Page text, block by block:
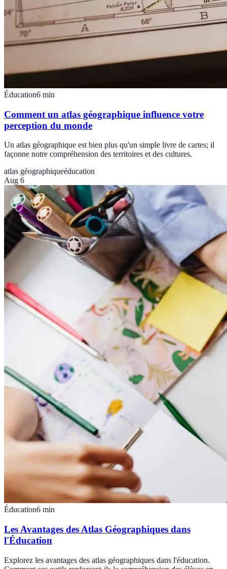
Éducation6 min
Comment un atlas géographique influence votre
perception du monde
Un atlas géographique est bien plus qu'un simple livre de cartes; il
façonne notre compréhension des territoires et des cultures.
atlas géographiqueéducation
Aug 6
Éducation6 min
Les Avantages des Atlas Géographiques dans
l'Éducation
Explorez les avantages des atlas géographiques dans l'éducation.